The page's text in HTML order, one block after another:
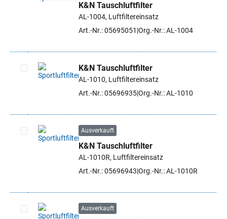
Artikel auswählen
K&N Tauschluftfilter
AL-1004, Luftfiltereinsatz
Art.-Nr.: 05695051 Org.-Nr.: AL-1004
Artikel auswählen
K&N Tauschluftfilter
AL-1010, Luftfiltereinsatz
Art.-Nr.: 05696935Org.-Nr.: AL-1010
Artikel auswählen
Ausverkauft
K&N Tauschluftfilter
AL-1010R, Luftfiltereinsatz
Art.-Nr.: 05696943 Org.-Nr.: AL-1010R
Ausverkauft